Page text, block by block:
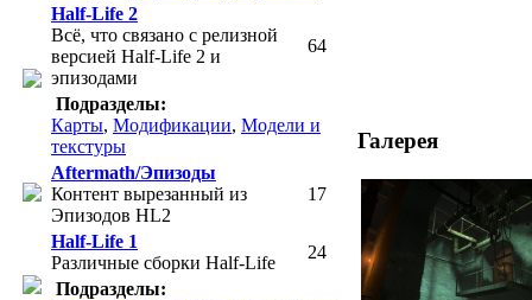
Half-Life 2
Всё, что связано с релизной
версией Half-Life 2 и
эпизодами
64
Подразделы:
Карты, Модификации, Модели и
текстуры
Aftermath/Эпизоды
Контент вырезанный из
Эпизодов HL2
17
Half-Life 1
Различные сборки Half-Life
24
Подразделы:
Галерея